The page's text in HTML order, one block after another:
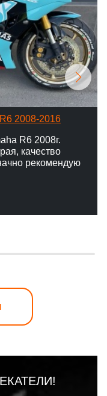
2008-2016
R6 2008г.
качество
рекомендую